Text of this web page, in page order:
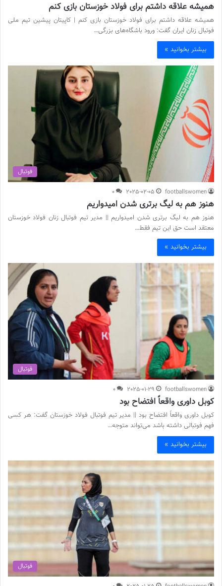
همیشه علاقه داشتم برای فولاد خوزستان بازی کنم
همیشه علاقه داشتم برای فولاد خوزستان بازی کنم | کاپیتان پیشین تیم ملی
فوتبال زنان ایران گفت: ورود باشگاه‌های بزرگی…
بیشتر بخوانید »
فوتبال
footballswomen
2025-02-05
0
هنوز هم به لیگ برتری شدن امیدواریم
هنوز هم به لیگ برتری شدن امیدواریم || مدیر تیم فوتبال زنان فولاد خوزستان
معتقد است حق این تیم فقط…
بیشتر بخوانید »
فوتبال
footballswomen
2025-01-29
0
کوبل داوری واقعاً افتضاح بود
کوبل داوری واقعاً افتضاح بود || مدیر تیم فوتبال فولاد خوزستان گفت: هر کسی
فهم فوتبالی داشته باشد می‌تواند متوجه…
بیشتر بخوانید »
فوتبال